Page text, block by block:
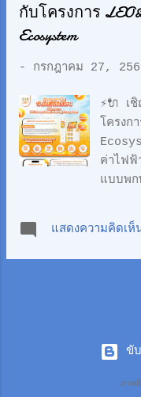
ประเ
ท่องเ
เสริม
ประเท
สหภา
นำเส
นางจิ
กรุงเท
กับโครงการ
Ecosystem
- กรกฎาคม 27,
⚡️🔌 เ
โครง
ค่าไฟฟ้
แบบพก
ประเ
เรา
ไลฟ์ส
แบงค์
เครือ
แสดงความคิดเห็
ขั
ภาพ